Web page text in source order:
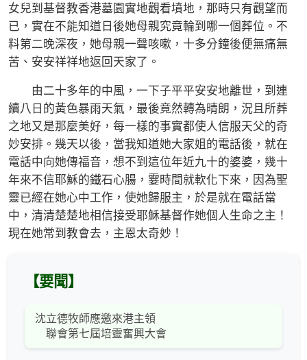
女兒到基督教香港墓園實地觀看墳地，那時只有觀望而
已，實在不能知道日後她母親究竟輪到哪一個葬位。不
料第二晚深夜，她母親一聲咳嗽，十多分鐘後便無痛無
苦、安安祥祥地返回天家了。
由二十多年的中風，一下子平平安安地離世，到連
續八日的黃色暴雨天氣，最後竟然轉為晴朗，況且所葬
之地又是那麼美好，每一樣的事實都使人信服天父的奇
妙安排。幾天以後，當我知道她大家姐的電話後，就在
電話中向她傳福音，想不到這位年近九十的婆婆，幾十
年來不信耶穌的鐵石心腸，霎時間就軟化下來，因為聖
靈已經在她心中工作，使她歸服主，於是就在電話當
中，清清楚楚地相信接受耶穌基督作她個人生命之主！
現在她常到教會去，主恩太奇妙！
【要聞】
沈立德牧師應邀來港主領
聯會第七屆培靈奮興大會